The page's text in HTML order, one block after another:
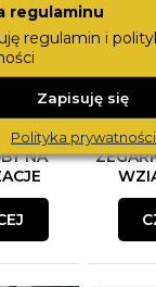
NA
regulaminu
regulamin i
Zapisuję się
Polityka prywatności